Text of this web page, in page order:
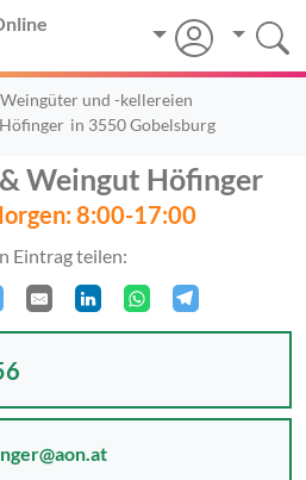
Weingüter und -kellereien
in 3550 Gobelsburg
Weingut Höfinger
8:00-17:00
Eintrag teilen: